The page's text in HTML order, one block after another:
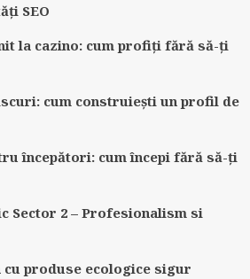
SEO
la cazino: cum profiți fără să-ți
cum construiești un profil de
începători: cum începi fără să-ți
Sector 2 – Profesionalism si
cu produse ecologice sigur